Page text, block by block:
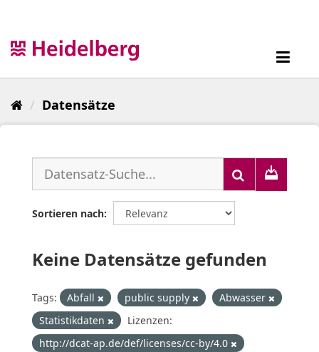
Datensätze
Sortieren nach
Keine Datensätze gefunden
Tags: Abfall public supply
Abwasser
Statistikdaten
Lizenzen:
http://dcat-ap.de/def/licenses/cc-by/4.0